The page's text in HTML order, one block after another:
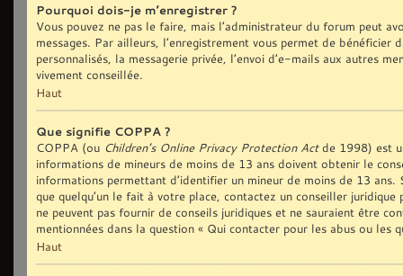
Pourquoi dois-je m’enregistrer ?
Vous pouvez ne pas le faire, mais l’administrateur du forum peut
messages. Par ailleurs, l’enregistrement vous permet de
personnalisés, la messagerie privée, l’envoi d’e-mails aux autres
vivement conseillée.
Haut
Que signifie COPPA ?
COPPA (ou Children’s Online Privacy Protection Actde 1998) est
informations de mineurs de moins de 13 ans doivent obtenir le
informations permettant d’identifier un mineur de moins de 13 ans.
que quelqu’un le fait à votre place, contactez un conseiller
ne peuvent pas fournir de conseils juridiques et ne sauraient être
mentionnées dans la question « Qui contacter pour les abus ou les
Haut